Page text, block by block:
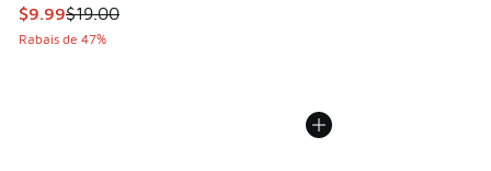
Cet article est en solde. Le prix est passé de $19.00 à
$9.99$19.00
Rabais de 47%